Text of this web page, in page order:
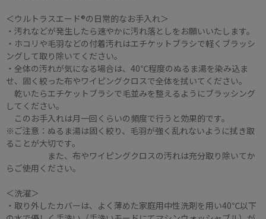
＜ウルトラスエード®の日常的なお手入れ＞
・汚れなどが発生したら速やかに汚れ落としをお願いいたします。
・ホコリや毛羽などの付着汚れはエチケットブラシで軽くブラッシ
ングして取り除いてください。
・全体の汚れが気になる場合は、40℃程度のぬるま湯を染み込ま
せ、固く絞った布やワイピングクロスで全体を拭いてください。
乾いたらエチケットブラシで毛並みを整えるようにブラッシング
してください。
このお手入れは月一回くらいの頻度で行うと効果的です。
※ご注意：ぬるま湯は固く絞り、毛羽が強く乱れないように拭き取
ることが大切です。
また、布やワイピングクロスの汚れは充分取り除いてか
らご使用ください。
＜洗濯＞
・取り外したカバーは、よく薄めた家庭用中性洗剤を用い40℃以下